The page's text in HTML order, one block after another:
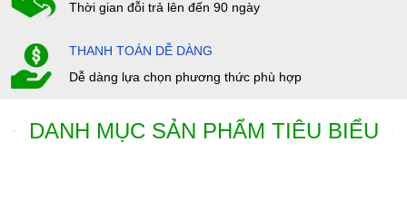
Thời gian đỗi trả lên đến 90 ngày
THANH TOÁN DỄ DÀNG
Dễ dàng lựa chọn phương thức phù hợp
DANH MỤC SẢN PHẨM TIÊU BIỂU